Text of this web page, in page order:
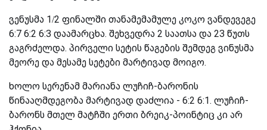
ვენუსმა 1/2 ფინალში თანამემამულე კოკო ვანდევეგე
6:7 6:2 6:3 დაამარცხა. შეხვედრა 2 საათსა და 23 წუთს
გაგრძელდა. პირველი სეტის წაგების შემდეგ ვინუსმა
მეორე და მესამე სეტები მარტივად მოიგო.
ხოლო სერენამ მარიანა ლუჩიჩ-ბარონის
წინააღმდეგობა მარტივად დაძლია - 6:2 6:1. ლუჩიჩ-
ბარონს მთელ მატჩში ერთი ბრეიკ-პოინტიც კი არ